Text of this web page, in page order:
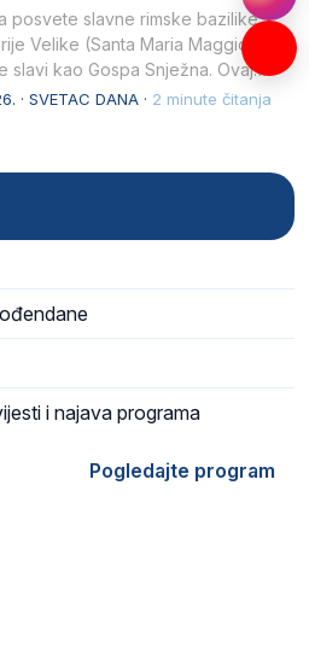
posvete slavne rimske bazilike
Velike (Santa Maria Maggiore) u
slavi kao Gospa Snježna. Ovaj
Maria…
· SVETAC DANA · 2 minute čitanja
i najava programa
Pogledajte program